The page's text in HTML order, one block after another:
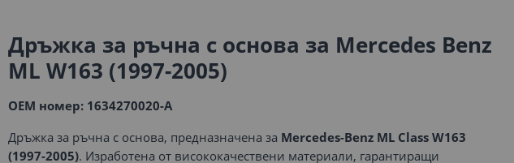
Дръжка за ръчна с основа за Mercedes Benz
ML W163 (1997-2005)
OEM номер: 1634270020-A
Дръжка за ръчна с основа, предназначена за Mercedes-Benz ML Class W163
(1997-2005). Изработена от висококачествени материали, гарантиращи